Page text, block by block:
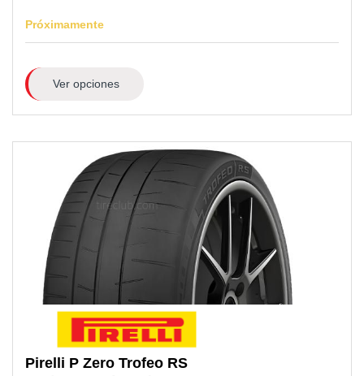
Próximamente
Ver opciones
Pirelli P Zero Trofeo RS